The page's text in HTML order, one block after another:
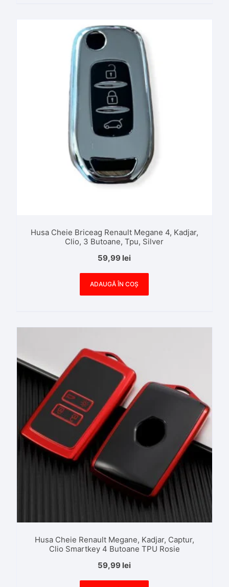
Husa Cheie Briceag Renault Megane 4, Kadjar,
Clio, 3 Butoane, Tpu, Silver
59,99 lei
ADAUGĂ ÎN COȘ
Husa Cheie Renault Megane, Kadjar, Captur,
Clio Smartkey 4 Butoane TPU Rosie
59,99 lei